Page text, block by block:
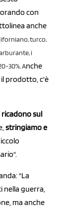
con
anche
turco,
i
30%. Anche
prodotto, c'è
ricadono sul
stringiamo e
"La
nella guerra,
ma anche